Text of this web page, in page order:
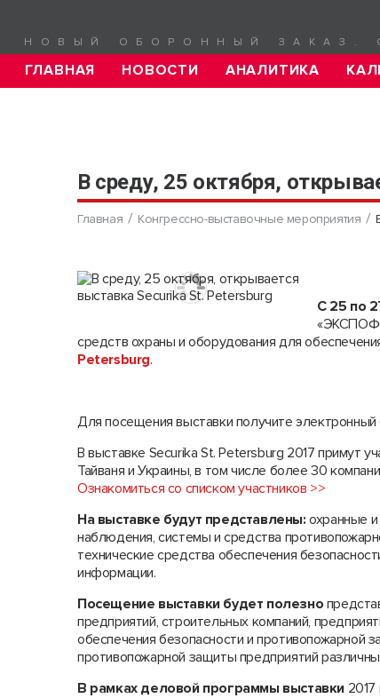
НОВЫЙ ОБОРОННЫЙ ЗАКАЗ.
ГЛАВНАЯ НОВОСТИ АНАЛИТИКА
В среду, 25 октября,
Главная Конгрессно-выставочные мероприятия
С 25 по
средств охраны и оборудования для
Petersburg.
Для посещения выставки получите
В выставке Securika St. Petersburg 2017 примут
Тайваня и Украины, в том числе более 30
Ознакомиться со списком участников >>
На выставке будут представлены: охранные
наблюдения, системы и средства
технические средства обеспечения
информации.
Посещение выставки будет полезно
предприятий, строительных компаний,
обеспечения безопасности и противопожарной
противопожарной защиты предприятий
В рамках деловой программы выставки 2017